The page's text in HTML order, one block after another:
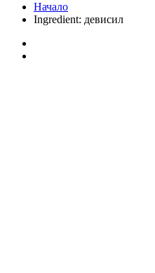
Начало
Ingredient: девисил